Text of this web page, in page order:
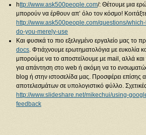
http://www.ask500people.com/: Θέτουμε μια
μπορούν να έρθουν απ’ όλο τον κόσμο!
http://www.ask500people.com/questions/
do-you-merely-use
Και φυσικά το πιο εξελιγμένο εργαλείο μας το
docs. Φτιάχνουμε ερωτηματολόγια με ευκολία
μπορούμε να το αποστείλουμε με mail, αλλά
για απάντηση στο web ή ακόμη να το
blog ή στην ιστοσελίδα μας. Προσφέρει επίσης
αποτελεσμάτων σε υπολογιστικό φύλλο.
http://www.slideshare.net/mikechui/using-
feedback